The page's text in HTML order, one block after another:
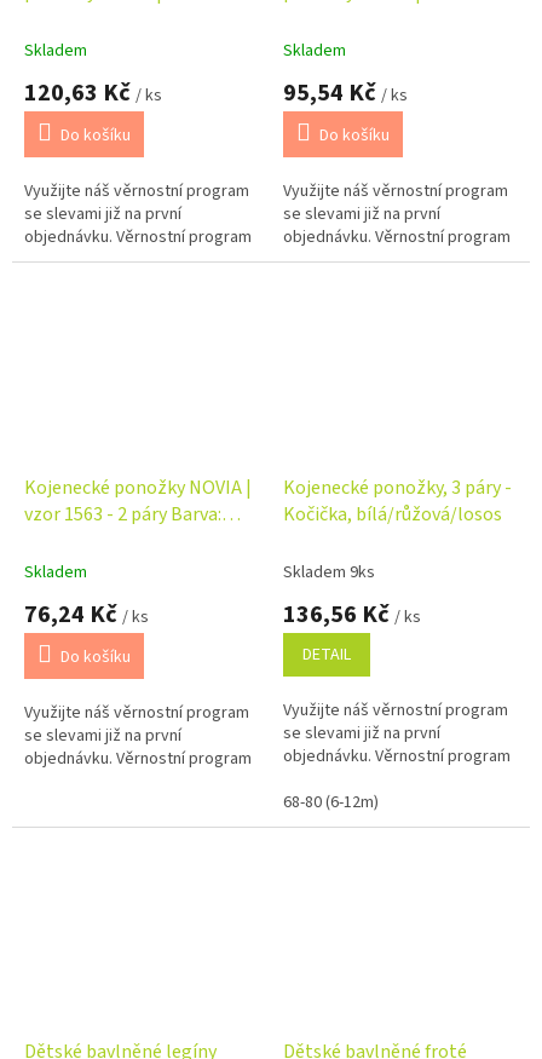
dítě
Skladem
120,63 Kč / ks
Do košíku
Využijte náš věrnostní program
se slevami již na první
objednávku. Věrnostní program
Skladem
95,54 Kč / ks
Do košíku
Využijte náš věrnostní program
se slevami již na první
objednávku. Věrnostní program
Kojenecké ponožky NOVIA |
vzor 1563 - 2 páry Barva:
Skladem
76,24 Kč / ks
Do košíku
Využijte náš věrnostní program
se slevami již na první
objednávku. Věrnostní program
Kojenecké ponožky, 3 páry -
Kočička, bílá/růžová/losos
Skladem 9ks
136,56 Kč / ks
DETAIL
Využijte náš věrnostní program
se slevami již na první
objednávku. Věrnostní program
68-80 (6-12m)
Dětské bavlněné legíny Dětské bavlněné froté